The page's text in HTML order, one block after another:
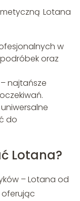
Lotana
w
oraz
najtańsze
do
Lotana?
– Lotana od